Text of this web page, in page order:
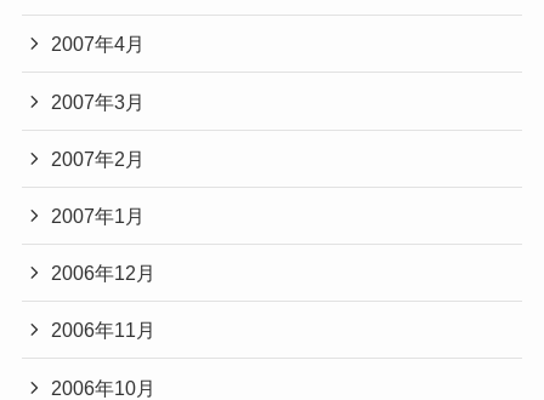
2007年4月
2007年3月
2007年2月
2007年1月
2006年12月
2006年11月
2006年10月